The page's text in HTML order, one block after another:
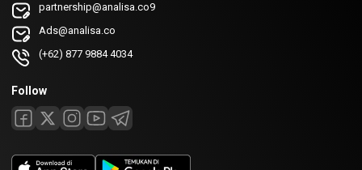
partnership@analisa.co9
Ads@analisa.co
(+62) 877 9884 4034
Follow